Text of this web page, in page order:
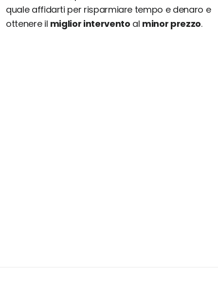
quale affidarti per risparmiare tempo e denaro e
ottenere il miglior intervento al minor prezzo.